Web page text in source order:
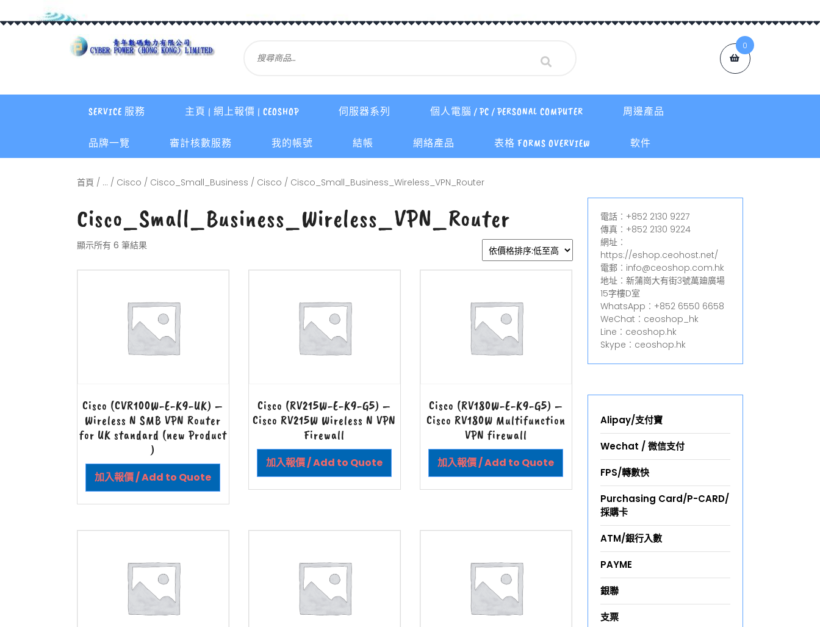
0
SERVICE 服務 主頁 | 網上報價 | CEOSHOP 伺服器系列 個人電腦 / PC / PERSONAL COMPUTER 周邊產品
品牌一覽 審計核數服務 我的帳號 結帳 網絡產品 表格 FORMS OVERVIEW 軟件
首頁 / ... / Cisco / Cisco_Small_Business / Cisco / Cisco_Small_Business_Wireless_VPN_Router
Cisco_Small_Business_Wireless_VPN_Router
顯示所有 6 筆結果
Cisco (CVR100W-E-K9-UK) –
Wireless N SMB VPN Router
for UK standard (new Product
)
加入報價 / Add to Quote
Cisco (RV215W-E-K9-G5) –
Cisco RV215W Wireless N VPN
Firewall
加入報價 / Add to Quote
Cisco (RV180W-E-K9-G5) –
Cisco RV180W Multifunction
VPN firewall
加入報價 / Add to Quote
電話︰+852 2130 9227
傳真︰+852 2130 9224
網址︰
https://eshop.ceohost.net/
電郵︰info@ceoshop.com.hk
地址︰新蒲崗大有街3號萬廸廣場
15字樓D室
WhatsApp︰+852 6550 6658
WeChat︰ceoshop_hk
Line︰ceoshop.hk
Skype︰ceoshop.hk
Alipay/支付寶
Wechat / 微信支付
FPS/轉數快
Purchasing Card/P-CARD/
採購卡
ATM/銀行入數
PAYME
銀聯
支票